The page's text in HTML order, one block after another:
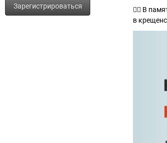
Зарегистрироваться
👇🏼 В
в